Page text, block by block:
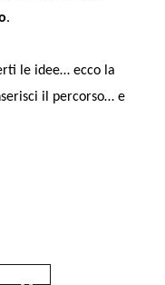
.
le idee… ecco la
il percorso… e